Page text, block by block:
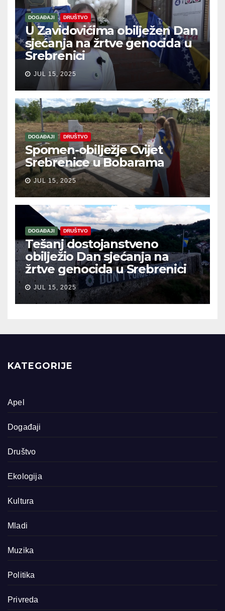
DOGAĐAJI DRUŠTVO
U Zavidovićima obilježen Dan
sjećanja na žrtve genocida u
Srebrenici
JUL 15, 2025
DOGAĐAJI DRUŠTVO
Spomen-obilježje Cvijet
Srebrenice u Bobarama
JUL 15, 2025
DOGAĐAJI DRUŠTVO
Tešanj dostojanstveno
obilježio Dan sjećanja na
žrtve genocida u Srebrenici
JUL 15, 2025
KATEGORIJE
Apel
Događaji
Društvo
Ekologija
Kultura
Mladi
Muzika
Politika
Privreda